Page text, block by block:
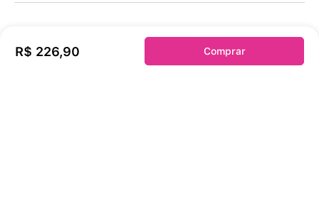
R$ 226,90 Comprar
Sobre a duloren